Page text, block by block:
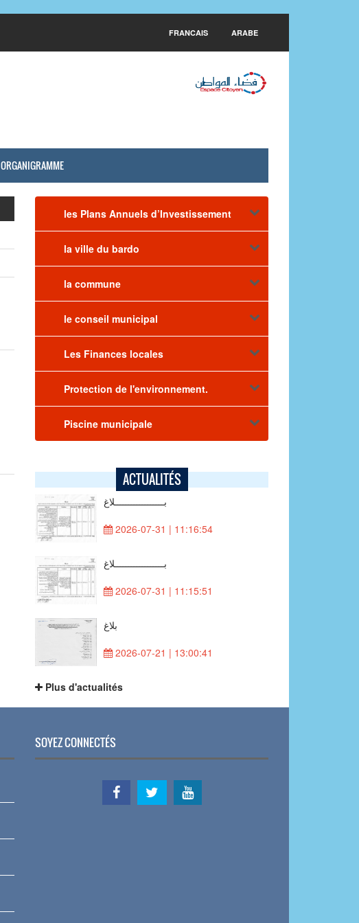
FRANCAIS ARABE
ORGANIGRAMME
les Plans Annuels d’Investissement
la ville du bardo
la commune
le conseil municipal
Les Finances locales
Protection de l'environnement.
Piscine municipale
ACTUALITÉS
بــــــــــــــــــلاغ
2026-07-31 | 11:16:54
بــــــــــــــــــلاغ
2026-07-31 | 11:15:51
بلاغ
2026-07-21 | 13:00:41
Plus d'actualités
SOYEZ CONNECTÉS